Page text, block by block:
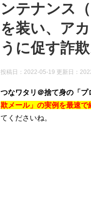
ンテナンス
を装い、ア
うに促す詐
投稿日：2022-05-19 更新日：
つなワタリ＠捨て身の「プ
欺メール」の実例を最速で
てくださいね。